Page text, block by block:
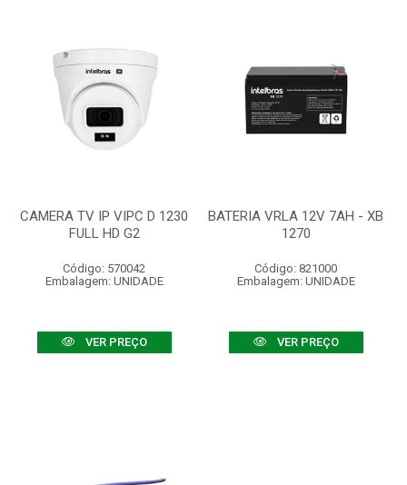
CAMERA TV IP VIPC D 1230
FULL HD G2
Código: 570042
Embalagem: UNIDADE
VER PREÇO
BATERIA VRLA 12V 7AH - XB
1270
Código: 821000
Embalagem: UNIDADE
VER PREÇO